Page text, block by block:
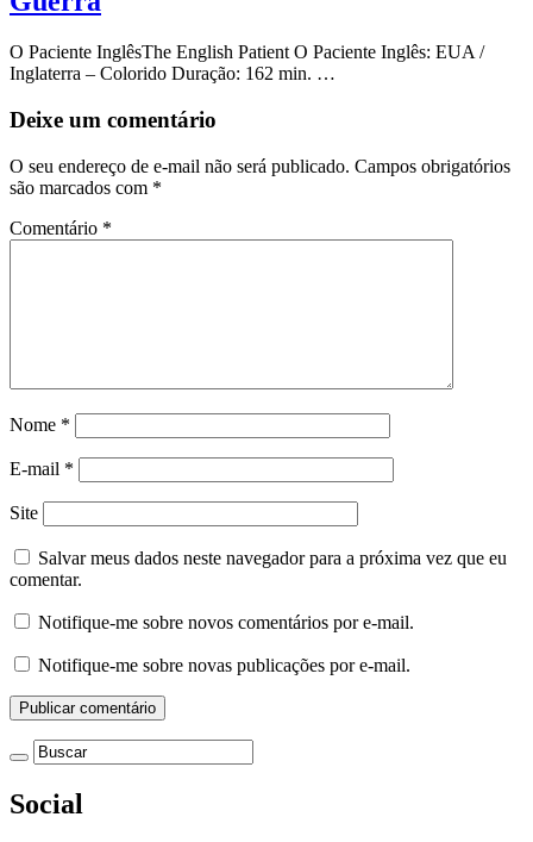
O Paciente InglêsThe English Patient O Paciente Inglês: EUA /
Inglaterra – Colorido Duração: 162 min. …
Deixe um comentário
O seu endereço de e-mail não será publicado. Campos obrigatórios
são marcados com *
Comentário *
Nome *
E-mail *
Site
Salvar meus dados neste navegador para a próxima vez que eu
comentar.
Notifique-me sobre novos comentários por e-mail.
Notifique-me sobre novas publicações por e-mail.
Social